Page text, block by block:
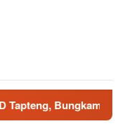
Saat di